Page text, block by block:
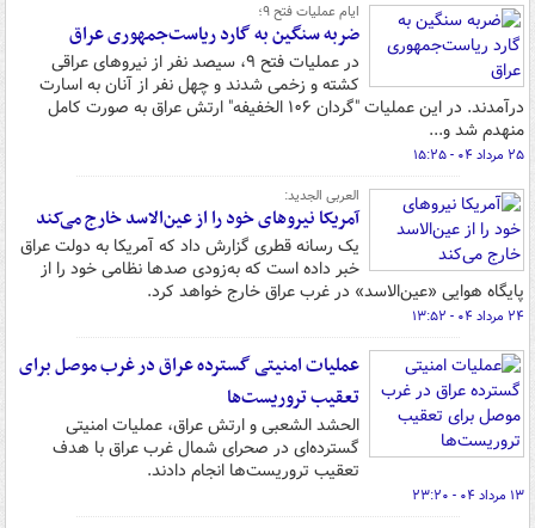
ایام عملیات فتح ۹؛
ضربه سنگین به گارد ریاست‌جمهوری عراق
در عملیات فتح ۹، سیصد نفر از نیروهای عراقی
کشته و زخمی شدند و چهل نفر از آنان به اسارت
درآمدند. در این عملیات "گردان ۱۰۶ الخفیفه" ارتش عراق به صورت کامل
منهدم شد و...
۲۵ مرداد ۰۴ - ۱۵:۲۵
العربی الجدید:
آمریکا نیروهای خود را از عین‌الاسد خارج می‌کند
یک رسانه قطری گزارش داد که آمریکا به دولت عراق
خبر داده است که به‌زودی صدها نظامی خود را از
پایگاه هوایی «عین‌الاسد» در غرب عراق خارج خواهد کرد.
۲۴ مرداد ۰۴ - ۱۳:۵۲
عملیات امنیتی گسترده عراق در غرب موصل برای
تعقیب تروریست‌ها
الحشد الشعبی و ارتش عراق، عملیات امنیتی
گسترده‌ای در صحرای شمال غرب عراق با هدف
تعقیب تروریست‌ها انجام دادند.
۱۳ مرداد ۰۴ - ۲۳:۲۰